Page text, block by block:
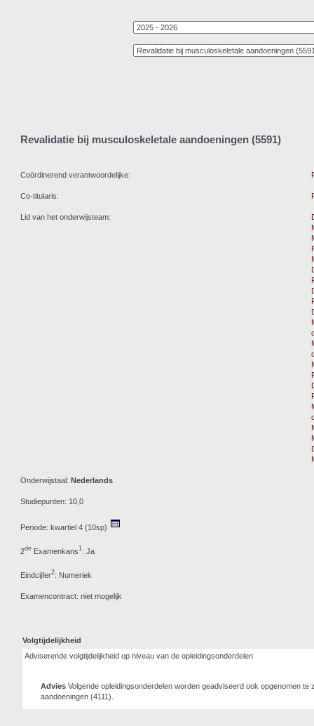
Revalidatie bij musculoskeletale aandoeningen (5591)
Coördinerend verantwoordelijke:
Co-titularis:
Lid van het onderwijsteam:
Onderwijstaal: Nederlands
Studiepunten: 10,0
Periode: kwartiel 4 (10sp)
2de Examenkans1: Ja
Eindcijfer2: Numeriek
Examencontract: niet mogelijk
Volgtijdelijkheid
Adviserende volgtijdelijkheid op niveau van de opleidingsonderdelen
Advies Volgende opleidingsonderdelen worden geadviseerd ook opgenomen
aandoeningen (4111).